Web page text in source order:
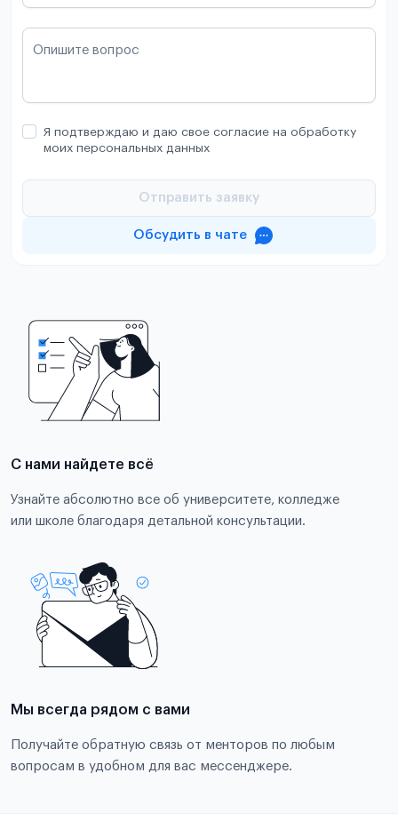
Опишите вопрос
Я подтверждаю и даю свое согласие на обработку
моих персональных данных
Отправить заявку
Обсудить в чате
С нами найдете всё
Узнайте абсолютно все об университете, колледже
или школе благодаря детальной консультации.
Мы всегда рядом с вами
Получайте обратную связь от менторов по любым
вопросам в удобном для вас мессенджере.